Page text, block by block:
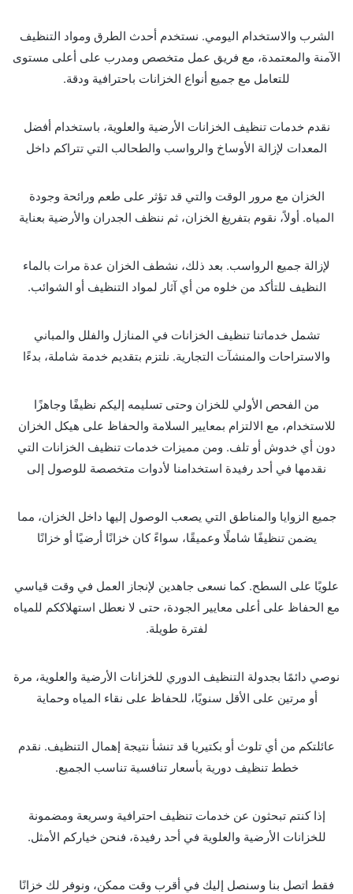
الشرب والاستخدام اليومي. نستخدم أحدث الطرق ومواد التنظيف
الآمنة والمعتمدة، مع فريق عمل متخصص ومدرب على أعلى مستوى
للتعامل مع جميع أنواع الخزانات باحترافية ودقة.
نقدم خدمات تنظيف الخزانات الأرضية والعلوية، باستخدام أفضل
المعدات لإزالة الأوساخ والرواسب والطحالب التي تتراكم داخل
الخزان مع مرور الوقت والتي قد تؤثر على طعم ورائحة وجودة
المياه. أولاً، نقوم بتفريغ الخزان، ثم ننظف الجدران والأرضية بعناية
لإزالة جميع الرواسب. بعد ذلك، نشطف الخزان عدة مرات بالماء
النظيف للتأكد من خلوه من أي آثار لمواد التنظيف أو الشوائب.
تشمل خدماتنا تنظيف الخزانات في المنازل والفلل والمباني
والاستراحات والمنشآت التجارية. نلتزم بتقديم خدمة شاملة، بدءًا
من الفحص الأولي للخزان وحتى تسليمه إليكم نظيفًا وجاهزًا
للاستخدام، مع الالتزام بمعايير السلامة والحفاظ على هيكل الخزان
دون أي خدوش أو تلف. ومن مميزات خدمات تنظيف الخزانات التي
نقدمها في أحد رفيدة استخدامنا لأدوات متخصصة للوصول إلى
جميع الزوايا والمناطق التي يصعب الوصول إليها داخل الخزان، مما
يضمن تنظيفًا شاملًا وعميقًا، سواءً كان خزانًا أرضيًا أو خزانًا
علويًا على السطح. كما نسعى جاهدين لإنجاز العمل في وقت قياسي
مع الحفاظ على أعلى معايير الجودة، حتى لا نعطل استهلاككم للمياه
لفترة طويلة.
نوصي دائمًا بجدولة التنظيف الدوري للخزانات الأرضية والعلوية، مرة
أو مرتين على الأقل سنويًا، للحفاظ على نقاء المياه وحماية
عائلتكم من أي تلوث أو بكتيريا قد تنشأ نتيجة إهمال التنظيف. نقدم
خطط تنظيف دورية بأسعار تنافسية تناسب الجميع.
إذا كنتم تبحثون عن خدمات تنظيف احترافية وسريعة ومضمونة
للخزانات الأرضية والعلوية في أحد رفيدة، فنحن خياركم الأمثل.
فقط اتصل بنا وسنصل إليك في أقرب وقت ممكن، ونوفر لك خزانًا